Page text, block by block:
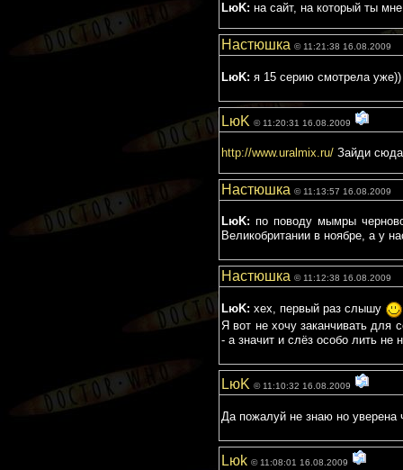
LюK: на сайт, на который ты
Настюшка © 11:21:38 16.08.2009
LюK: я 15 серию смотрела
LюK © 11:20:31 16.08.2009
http://www.uralmix.ru/ Зайди сюда
Настюшка © 11:13:57 16.08.2009
LюK: по поводу мымры
Великобритании в ноябре, а у
Настюшка © 11:12:38 16.08.2009
LюK: хех, первый раз слышу
Я вот не хочу заканчивать для
- а значит и слёз особо лить не
LюK © 11:10:32 16.08.2009
Да пожалуй не знаю но уверена
Lюk © 11:08:01 16.08.2009